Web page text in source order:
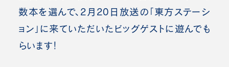
数本を選んで、2月20日放送の「東方ステーシ
ョン」に来ていただいたビッグゲストに遊んでも
らいます！